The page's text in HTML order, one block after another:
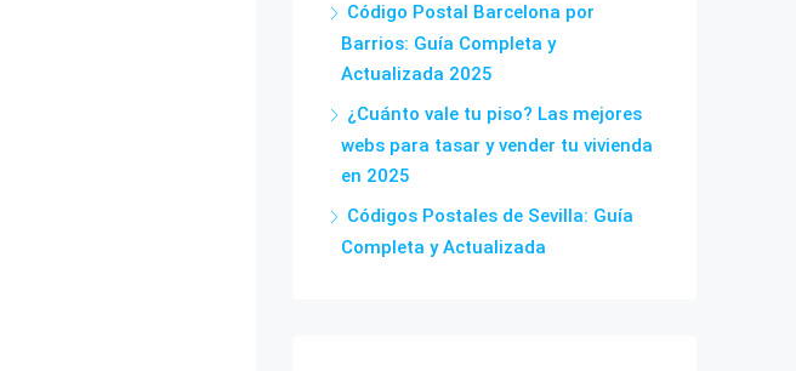
Código Postal Barcelona por
Barrios: Guía Completa y
Actualizada 2025
¿Cuánto vale tu piso? Las mejores
webs para tasar y vender tu vivienda
en 2025
Códigos Postales de Sevilla: Guía
Completa y Actualizada